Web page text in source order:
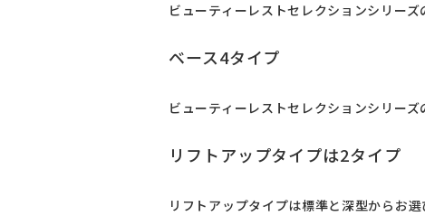
ビューティーレストセレクションシリー
ベース4タイプ
ビューティーレストセレクションシリー
リフトアップタイプは2タイプ
リフトアップタイプは標準と深型からお選